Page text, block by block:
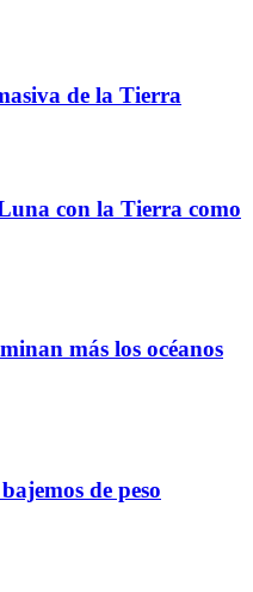
de la Tierra
con la Tierra como
más los océanos
de peso